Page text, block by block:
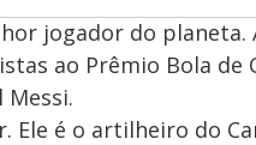
jogador do planeta.
ao Prêmio Bola
Messi.
Ele é o artilheiro do